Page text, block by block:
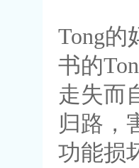
Tong的
书的
走失而
归路，
功能损